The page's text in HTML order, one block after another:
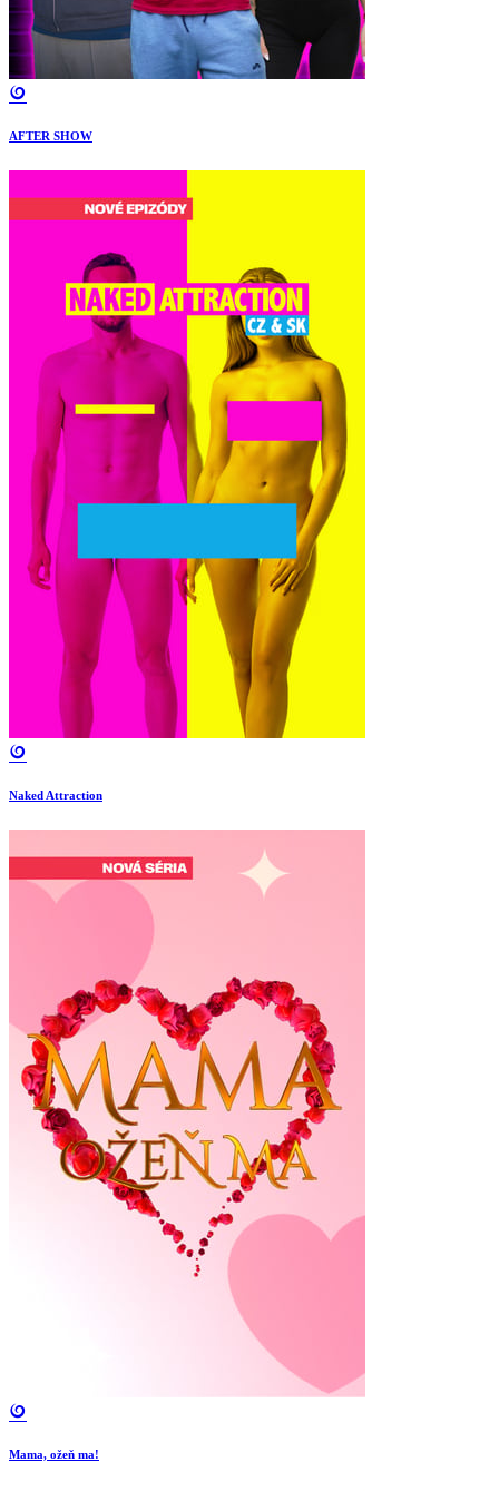
AFTER SHOW
Naked Attraction
Mama, ožeň ma!